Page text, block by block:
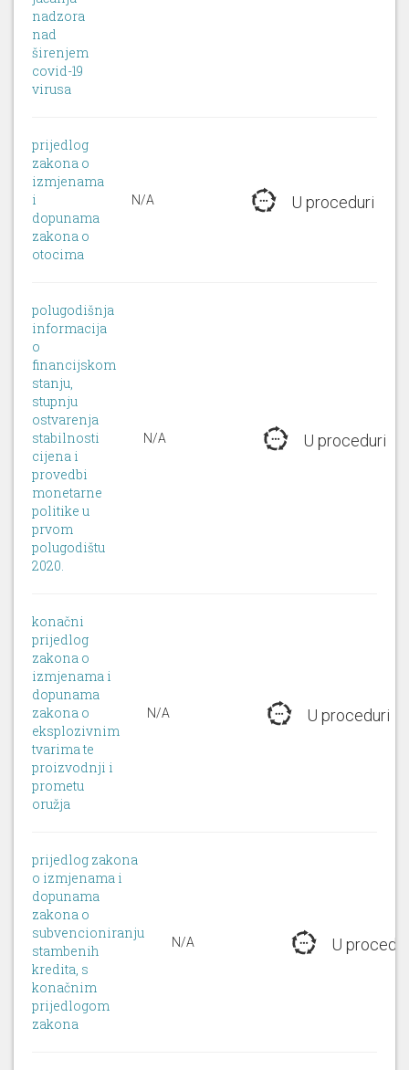
nadzora
nad
širenjem
covid-19
virusa
prijedlog
zakona o
izmjenama
i
dopunama
zakona o
otocima
N/A U proceduri
polugodišnja
informacija
o
financijskom
stanju,
stupnju
ostvarenja
stabilnosti
cijena i
provedbi
monetarne
politike u
prvom
polugodištu
2020.
N/A U proceduri
konačni
prijedlog
zakona o
izmjenama i
dopunama
zakona o
eksplozivnim
tvarima te
proizvodnji i
prometu
oružja
N/A U proceduri
prijedlog zakona
o izmjenama i
dopunama
zakona o
subvencioniranju
stambenih
kredita, s
konačnim
prijedlogom
zakona
N/A U